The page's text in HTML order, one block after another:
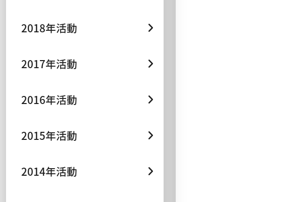
2018年活動
2017年活動
2016年活動
2015年活動
2014年活動